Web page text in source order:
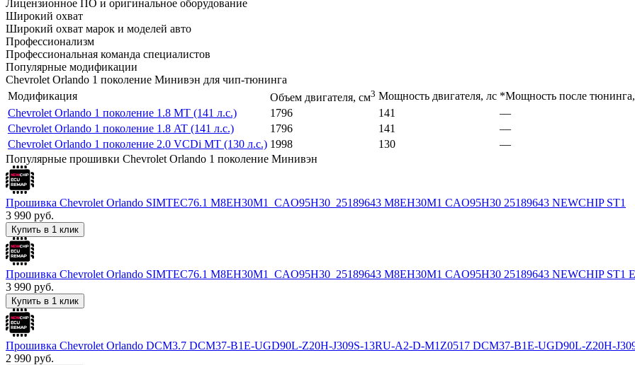
Лицензионное ПО и оригинальное оборудование
Широкий охват
Широкий охват марок и моделей авто
Профессионализм
Профессиональная команда специалистов
Популярные модификации
Chevrolet Orlando 1 поколение Минивэн для чип-тюнинга
Модификация
Объем двигателя, см3 Мощность двигателя, лс *Мощность после
Chevrolet Orlando 1 поколение 1.8 MT (141 л.с.)
1796 141
—
Chevrolet Orlando 1 поколение 1.8 AT (141 л.с.)
1796 141
—
Chevrolet Orlando 1 поколение 2.0 VCDi MT (130 л.с.) 1998 130
—
Популярные прошивки Chevrolet Orlando 1 поколение Минивэн
Прошивка Chevrolet Orlando SIMTEC76.1 M8EH30M1_CAO95H30_25189643 M8EH30M1 CAO95H30 25189643 NEWCHIP ST1
3 990 руб.
Купить в 1 клик
Прошивка Chevrolet Orlando SIMTEC76.1 M8EH30M1_CAO95H30_25189643 M8EH30M1 CAO95H30 25189643 NEWCHIP ST1
3 990 руб.
Купить в 1 клик
Прошивка Chevrolet Orlando DCM3.7 DCM37-B1E-UGD90L-Z20H-J309S-13RU-A2-D-M1Z0517 DCM37-B1E-UGD90L-Z20H-
2 990 руб.